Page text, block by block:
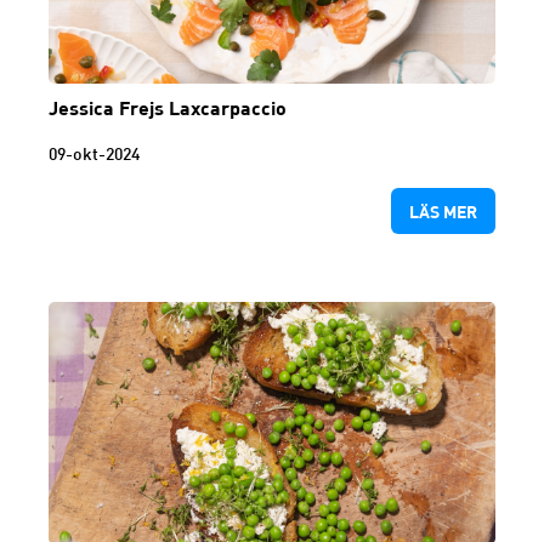
Jessica Frejs Laxcarpaccio
09-okt-2024
LÄS MER